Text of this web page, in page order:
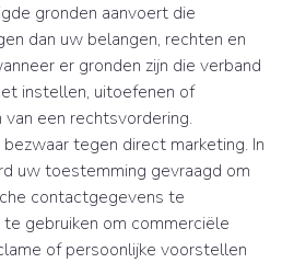
gronden aanvoert die
dan uw belangen, rechten en
er gronden zijn die verband
instellen, uitoefenen of
een rechtsvordering.
tegen direct marketing. In
uw toestemming gevraagd om
contactgegevens te
gebruiken om commerciële
of persoonlijke voorstellen